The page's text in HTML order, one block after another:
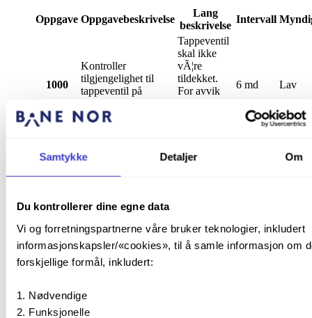
Samtykke Detaljer Om
Du kontrollerer dine egne data
Vi og forretningspartnerne våre bruker teknologier, inkludert
informasjonskapsler/«cookies», til å samle informasjon om
forskjellige formål, inkludert:
Nødvendige
Funksjonelle
Oppgave Oppgavebeskrivelse
Lang
beskrivelse
Intervall
1000
Kontroller
tilgjengelighet til
tappeventil på
Tappeventil
skal ikke
vÃ¦re
tildekket.
For avvik
6 md Lav
1010
til tappeventil
med
iverksettes
tiltak